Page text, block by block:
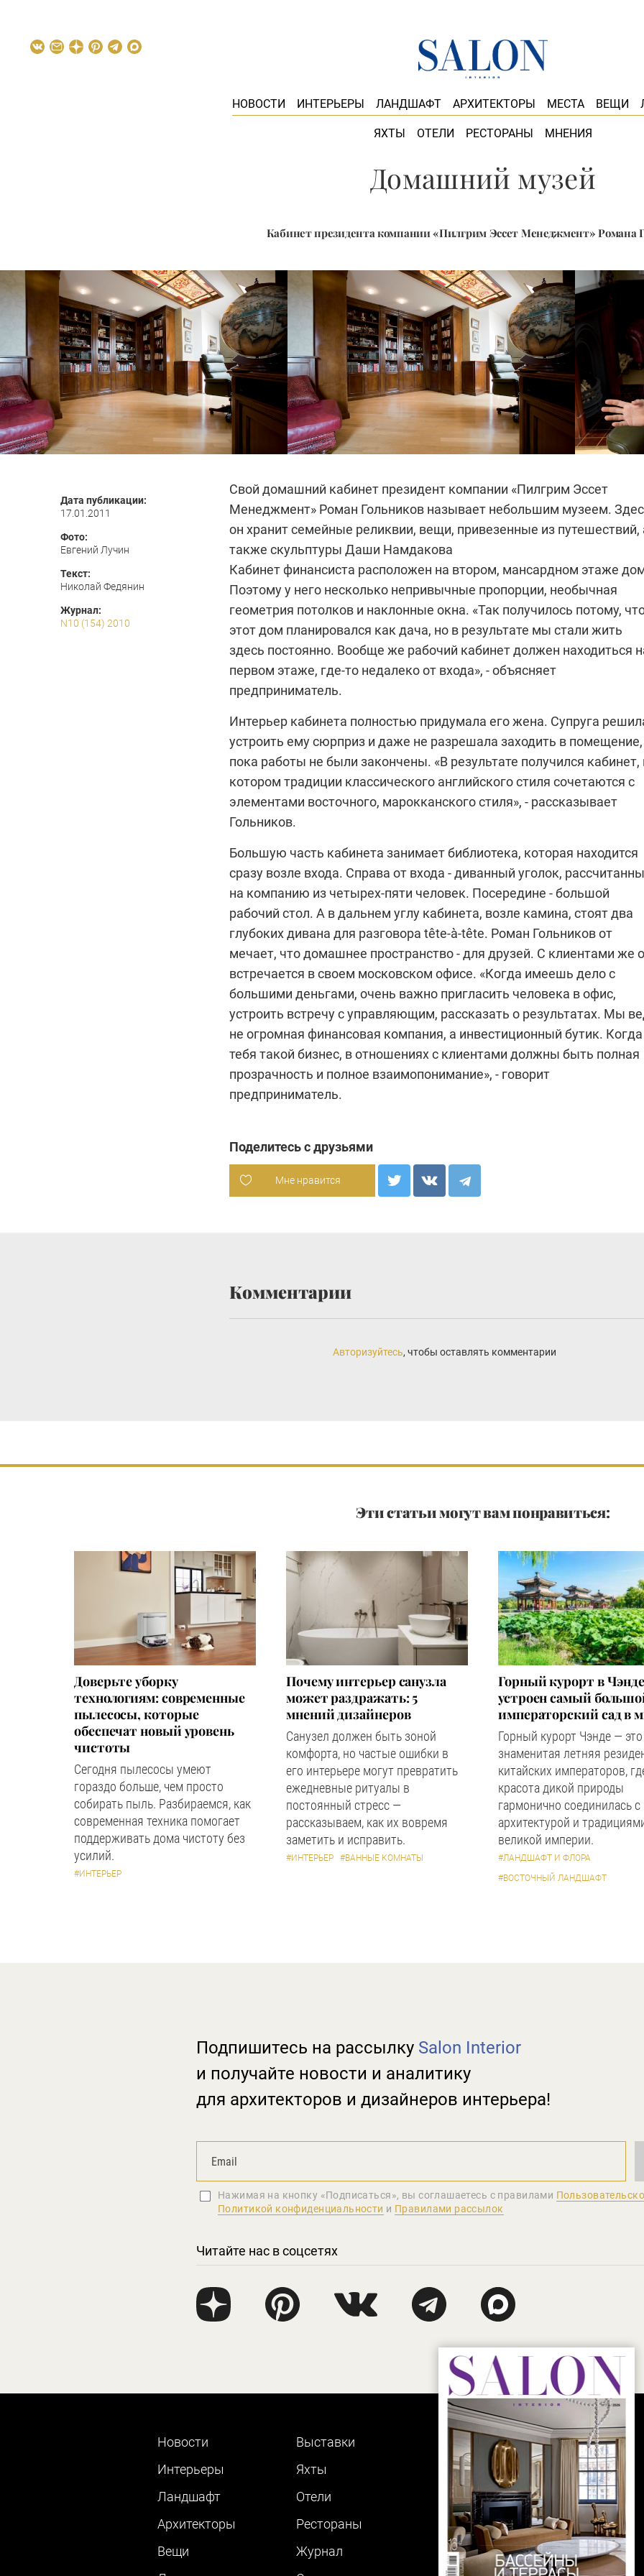
НОВОСТИ ИНТЕРЬЕРЫ ЛАНДШАФТ АРХИТЕКТОРЫ МЕСТА ВЕЩИ
ЯХТЫ ОТЕЛИ РЕСТОРАНЫ МНЕНИЯ
Домашний музей
Кабинет президента компании «Пилгрим Эссет Менеджмент» Романа
Дата публикации:
17.01.2011
Фото:
Евгений Лучин
Текст:
Николай Федянин
Журнал:
N10 (154) 2010
Свой домашний кабинет президент компании «Пилгрим Эссет
Менеджмент» Роман Гольников называет небольшим музеем.
он хранит семейные реликвии, вещи, привезенные из путешествий,
также скульптуры Даши Намдакова
Кабинет финансиста расположен на втором, мансардном этаже
Поэтому у него несколько непривычные пропорции, необычная
геометрия потолков и наклонные окна. «Так получилось потому,
этот дом планировался как дача, но в результате мы стали жить
здесь постоянно. Вообще же рабочий кабинет должен находиться
первом этаже, где-то недалеко от входа», - объясняет
предприниматель.
Интерьер кабинета полностью придумала его жена. Супруга
устроить ему сюрприз и даже не разрешала заходить в помещение,
пока работы не были закончены. «В результате получился кабинет,
котором традиции классического английского стиля сочетаются с
элементами восточного, марокканского стиля», - рассказывает
Гольников.
Большую часть кабинета занимает библиотека, которая находится
сразу возле входа. Справа от входа - диванный уголок,
на компанию из четырех-пяти человек. Посередине - большой
рабочий стол. А в дальнем углу кабинета, возле камина, стоят два
глубоких дивана для разговора tête-à-tête. Роман Гольников от
мечает, что домашнее пространство - для друзей. С клиентами же
встречается в своем московском офисе. «Когда имеешь дело с
большими деньгами, очень важно пригласить человека в офис,
устроить встречу с управляющим, рассказать о результатах. Мы
не огромная финансовая компания, а инвестиционный бутик. Когда
тебя такой бизнес, в отношениях с клиентами должны быть полная
прозрачность и полное взаимопонимание», - говорит
предприниматель.
Поделитесь с друзьями
Мне нравится
Комментарии
Авторизуйтесь, чтобы оставлять комментарии
Эти статьи могут вам понравиться:
Доверьте уборку
технологиям: современные
пылесосы, которые
обеспечат новый уровень
чистоты
Сегодня пылесосы умеют
гораздо больше, чем просто
собирать пыль. Разбираемся, как
современная техника помогает
поддерживать дома чистоту без
усилий.
#ИНТЕРЬЕР
Почему интерьер санузла
может раздражать: 5
мнений дизайнеров
Санузел должен быть зоной
комфорта, но частые ошибки в
его интерьере могут превратить
ежедневные ритуалы в
постоянный стресс —
рассказываем, как их вовремя
заметить и исправить.
#ИНТЕРЬЕР #ВАННЫЕ КОМНАТЫ
Горный курорт в
устроен самый
императорский сад в
Горный курорт Чэнде — это
знаменитая летняя
китайских императоров,
красота дикой природы
гармонично соединилась с
архитектурой и
великой империи.
#ЛАНДШАФТ И ФЛОРА
#ВОСТОЧНЫЙ ЛАНДШАФТ
Подпишитесь на рассылку Salon Interior
и получайте новости и аналитику
для архитекторов и дизайнеров интерьера!
Нажимая на кнопку «Подписаться», вы соглашаетеcь с правилами
Политикой конфиденциальности и Правилами рассылок
Читайте нас в соцсетях
Новости
Интерьеры
Ландшафт
Архитекторы
Вещи
Выставки
Яхты
Отели
Рестораны
Журнал